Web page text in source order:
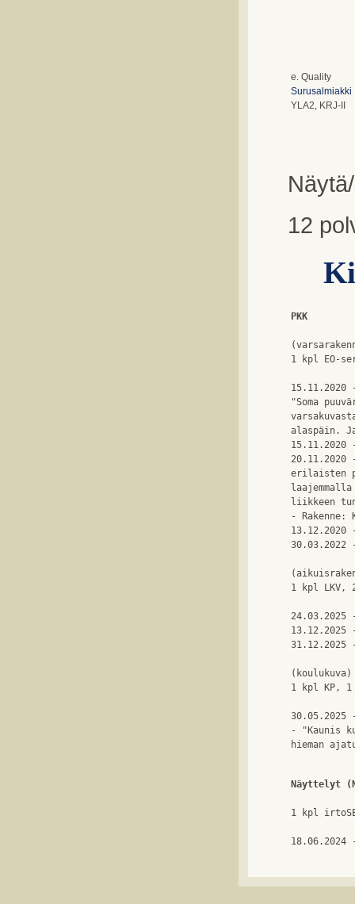
e. Quality
Surusalmiakki
YLA2, KRJ-II
12
PKK
1 kpl EO-
"Soma
alaspäin.
erilaisten
liikkeen
- Rakenne:
1 kpl LKV,
(koulukuva)
1 kpl KP, 1
- "Kaunis
Näyttelyt
1 kpl